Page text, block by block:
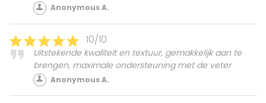
Anonymous A.
10/10
Uitstekende kwaliteit en textuur, gemakkelijk aan te
brengen, maximale ondersteuning met de veter
Anonymous A.